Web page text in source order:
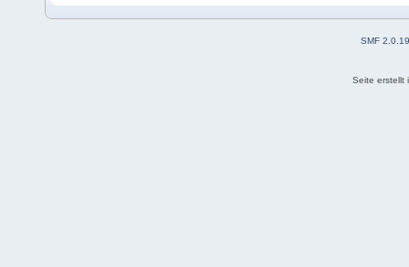
SMF 2.0.19
Seite erstellt